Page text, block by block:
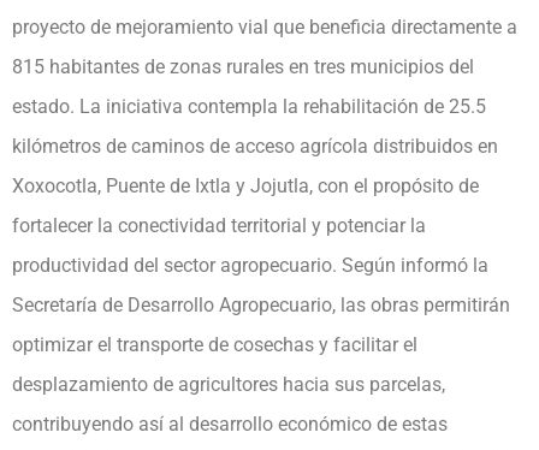
proyecto de mejoramiento vial que beneficia directamente a
815 habitantes de zonas rurales en tres municipios del
estado. La iniciativa contempla la rehabilitación de 25.5
kilómetros de caminos de acceso agrícola distribuidos en
Xoxocotla, Puente de Ixtla y Jojutla, con el propósito de
fortalecer la conectividad territorial y potenciar la
productividad del sector agropecuario. Según informó la
Secretaría de Desarrollo Agropecuario, las obras permitirán
optimizar el transporte de cosechas y facilitar el
desplazamiento de agricultores hacia sus parcelas,
contribuyendo así al desarrollo económico de estas